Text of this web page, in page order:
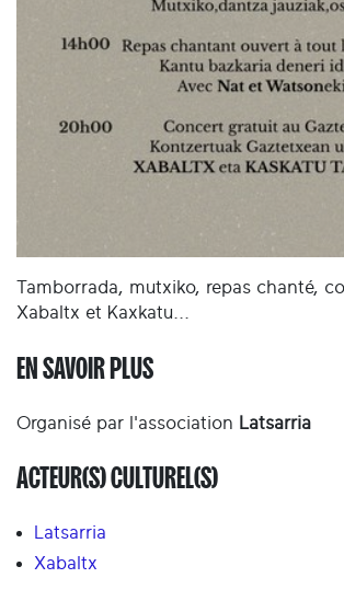
Tamborrada, mutxiko, repas chanté,
Xabaltx et Kaxkatu...
EN SAVOIR PLUS
Organisé par l'association Latsarria
ACTEUR(S) CULTUREL(S)
Latsarria
Xabaltx